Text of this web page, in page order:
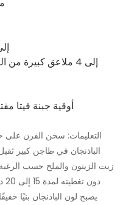
3 إلى 4 أكواب
2 أوقية جبنة فيتا
الباذنجان في طاجن كبير
زيت الزيتون والملح حسب
يصبح لون الباذنجان بنيًا